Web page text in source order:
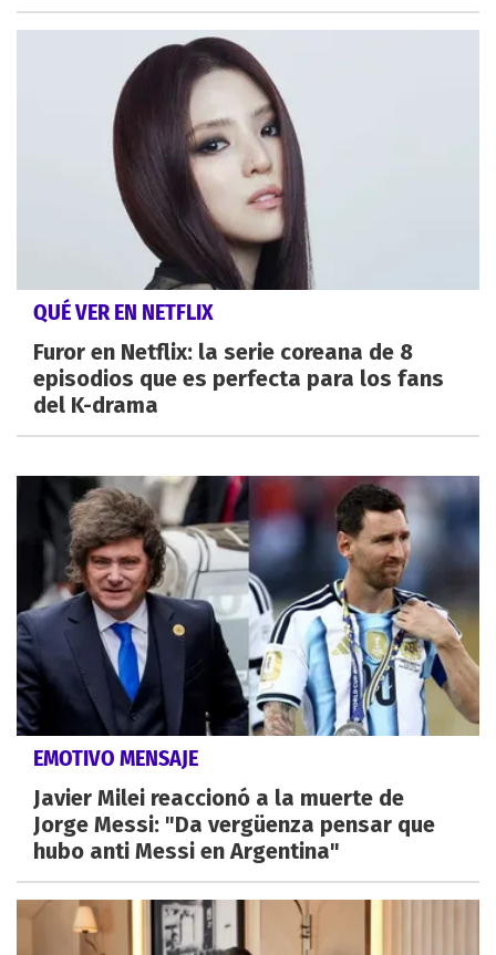
QUÉ VER EN NETFLIX
Furor en Netflix: la serie coreana de 8
episodios que es perfecta para los fans
del K-drama
EMOTIVO MENSAJE
Javier Milei reaccionó a la muerte de
Jorge Messi: "Da vergüenza pensar que
hubo anti Messi en Argentina"